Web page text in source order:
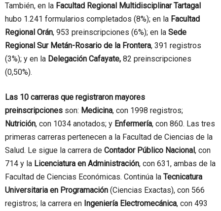
También, en la Facultad Regional Multidisciplinar Tartagal
hubo 1.241 formularios completados (8%); en la Facultad
Regional Orán, 953 preinscripciones (6%); en la Sede
Regional Sur Metán-Rosario de la Frontera, 391 registros
(3%); y en la Delegación Cafayate, 82 preinscripciones
(0,50%).
Las 10 carreras que registraron mayores
preinscripciones son: Medicina, con 1998 registros;
Nutrición, con 1034 anotados; y Enfermería, con 860. Las tres
primeras carreras pertenecen a la Facultad de Ciencias de la
Salud. Le sigue la carrera de Contador Público Nacional, con
714 y la Licenciatura en Administración, con 631, ambas de la
Facultad de Ciencias Económicas. Continúa la Tecnicatura
Universitaria en Programación (Ciencias Exactas), con 566
registros; la carrera en Ingeniería Electromecánica, con 493